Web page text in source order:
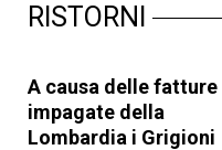
RISTORNI
A causa delle fatture
impagate della
Lombardia i Grigioni